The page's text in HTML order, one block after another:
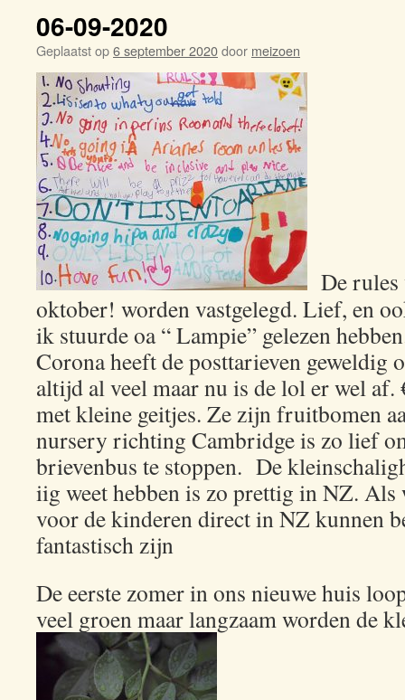
06-09-2020
Geplaatst op6 september 2020door meizoen
De
oktober! worden vastgelegd. Lief, en
ik stuurde oa “ Lampie” gelezen
Corona heeft de posttarieven geweldig
altijd al veel maar nu is de lol er wel af.
met kleine geitjes. Ze zijn fruitbomen
nursery richting Cambridge is zo lief
brievenbus te stoppen. De
iig weet hebben is zo prettig in NZ. Als
voor de kinderen direct in NZ kunnen
fantastisch zijn
De eerste zomer in ons nieuwe huis
veel groen maar langzaam worden de